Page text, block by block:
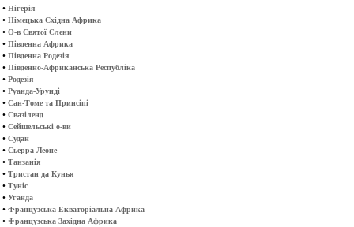
• Нігерія
• Німецька Східна Африка
• О-в Святої Єлени
• Південна Африка
• Південна Родезія
• Південно-Африканська Республіка
• Родезія
• Руанда-Урунді
• Сан-Томе та Принсіпі
• Свазіленд
• Сейшельські о-ви
• Судан
• Сьерра-Леоне
• Танзанія
• Тристан да Кунья
• Туніс
• Уганда
• Французська Екваторіальна Африка
• Французська Західна Африка